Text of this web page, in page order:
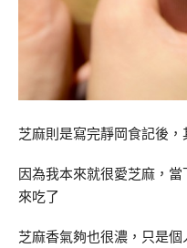
芝麻則是寫完靜岡食記後
因為我本來就很愛芝麻，
來吃了
芝麻香氣夠也很濃，只是